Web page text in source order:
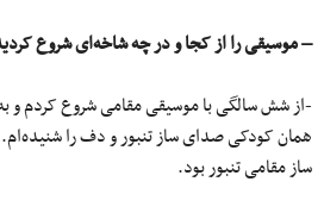
– موسیقی را از کجا و در چه شاخه‌ای شروع
-از شش سالگی با موسیقی مقامی‌ شروع کردم و
همان کودکی صدای ساز تنبور و دف را
ساز مقامی‌ تنبور بود.